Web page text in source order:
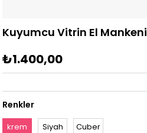
Kuyumcu Vitrin El Mankeni
₺1.400,00
Renkler
krem Siyah Cuber